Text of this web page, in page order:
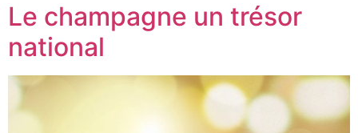
Le champagne un trésor
national